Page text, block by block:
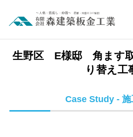
生野区 E様邸 角ます取付及びポリ
生野区 E様邸 角ます
り替え工
Case Study - 施